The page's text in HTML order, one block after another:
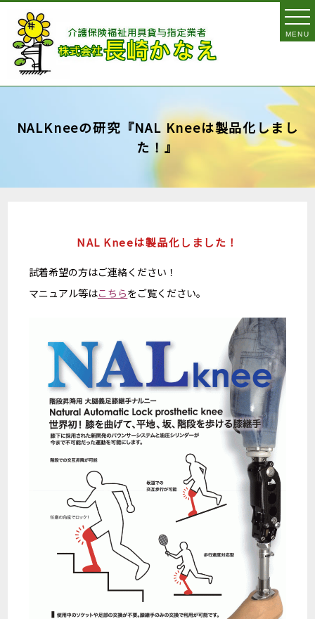
MENU
NALKneeの研究『NAL Kneeは製品化しまし
た！』
NAL Kneeは製品化しました！​
試着希望の方はご連絡ください！
マニュアル等はこちらをご覧ください。